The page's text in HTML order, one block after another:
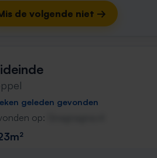
de volgende niet →
geleden gevonden
op: